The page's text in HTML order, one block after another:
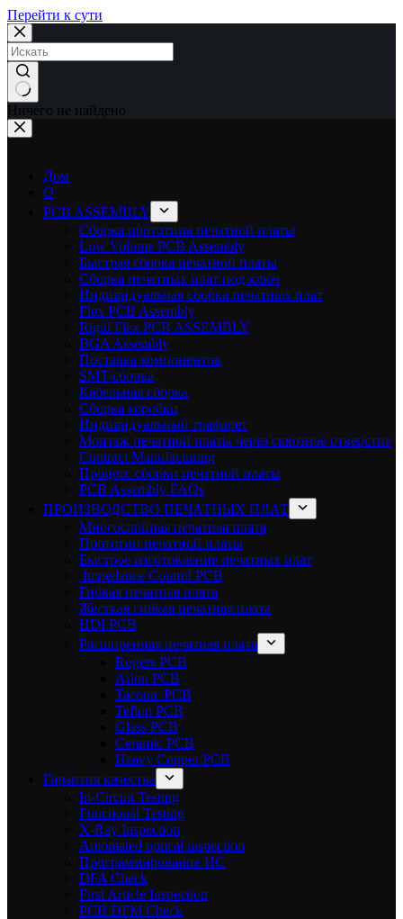
Перейти к сути
Ничего не найдено
Дом
О
PCB ASSEMBLY
Сборка прототипа печатной платы
Low Volume PCB Assembly
Быстрая сборка печатной платы
Сборка печатных плат под ключ
Индивидуальная сборка печатных плат
Flex PCB Assembly
Rigid Flex PCB ASSEMBLY
BGA Assembly
Поставка компонентов
SMT-сборка
Кабельная сборка
Сборка коробки
Индивидуальный трафарет
Монтаж печатной платы через сквозное отверстие
Contract Manufacturing
Процесс сборки печатной платы
PCB Assembly FAQs
ПРОИЗВОДСТВО ПЕЧАТНЫХ ПЛАТ
Многослойная печатная плата
Прототип печатной платы
Быстрое изготовление печатных плат
Impedance Control PCB
Гибкая печатная плата
Жесткая гибкая печатная плата
HDI PCB
Расширенная печатная плата
Rogers PCB
Arlon PCB
Taconic PCB
Teflon PCB
Glass PCB
Ceramic PCB
Heavy Copper PCB
Гарантия качества
In-Circuit Testing
Functional Testing
X-Ray Inspection
Automated optical inspection
Программирование ИС
DFA Check
First Article Inspection
PCB DFM Check